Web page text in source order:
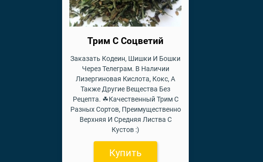
Трим С Соцветий
Заказать Кодеин, Шишки И Бошки
Через Телеграм. В Наличии
Лизергиновая Кислота, Кокс, А
Также Другие Вещества Без
Рецепта. ☘Качественный Трим С
Разных Сортов, Преимущественно
Верхняя И Средняя Листва С
Кустов :)
Купить